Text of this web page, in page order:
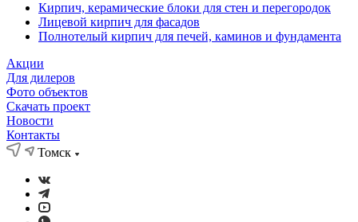
Кирпич, керамические блоки для стен и перегородок
Лицевой кирпич для фасадов
Полнотелый кирпич для печей, каминов и фундамента
Акции
Для дилеров
Фото объектов
Скачать проект
Новости
Контакты
Томск